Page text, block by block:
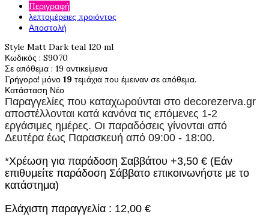
Περιγραφή
λεπτομέρειες προιόντος
Αποστολή
Style Matt Dark teal 120 ml
Κωδικός : S9070
Σε απόθεμα : 19 αντικείμενα
Γρήγορα! μόνο 19 τεμάχια που έμειναν σε απόθεμα.
Κατάσταση Νέο
Παραγγελίες που καταχωρούνται στο decorezerva.gr
αποστέλλονται κατά κανόνα τις επόμενες 1-2
εργάσιμες ημέρες. Οι παραδόσεις γίνονται από
Δευτέρα έως Παρασκευή από 09:00 - 18:00.
*Χρέωση για παράδοση Σαββάτου +3,50 € (Εάν
επιθυμείτε παράδοση Σάββατο επικοινωνήστε με το
κατάστημα)
Ελάχιστη παραγγελία : 12,00 €